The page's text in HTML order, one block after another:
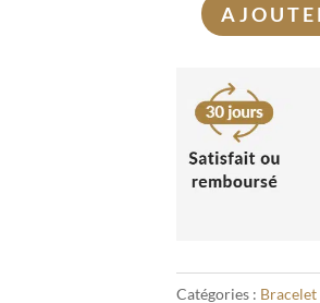
quantité
Bracelet
Variscite
10mm
Catégories :